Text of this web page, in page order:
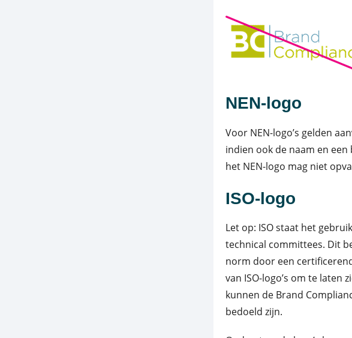
NEN-logo
Voor NEN-logo’s gelden
indien ook de naam en
het NEN-logo mag niet
ISO-logo
Let op: ISO staat het
technical committees. Dit
norm door een
van ISO-logo’s om te laten
kunnen de Brand
bedoeld zijn.